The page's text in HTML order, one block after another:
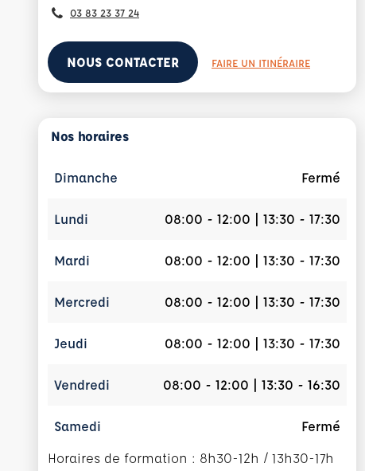
03 83 23 37 24
NOUS CONTACTER FAIRE UN ITINÉRAIRE
Nos horaires
Dimanche Fermé
Lundi 08:00 - 12:00 | 13:30 - 17:30
Mardi 08:00 - 12:00 | 13:30 - 17:30
Mercredi 08:00 - 12:00 | 13:30 - 17:30
Jeudi 08:00 - 12:00 | 13:30 - 17:30
Vendredi 08:00 - 12:00 | 13:30 - 16:30
Samedi
Fermé
Horaires de formation : 8h30-12h / 13h30-17h